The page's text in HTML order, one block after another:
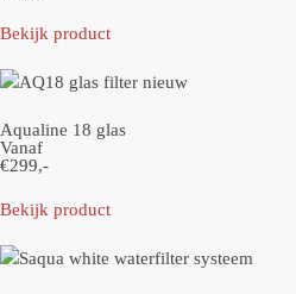
Bekijk product
Aqualine 18 glas
Vanaf
€299,-
Bekijk product